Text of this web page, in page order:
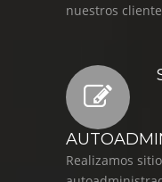
nuestros
Realizamos